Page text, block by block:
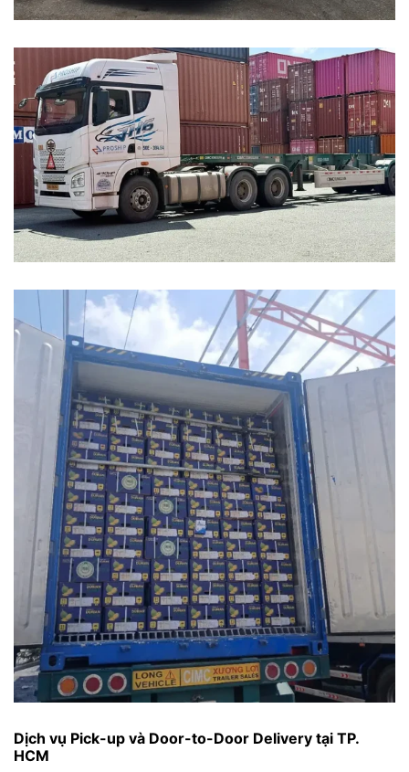
Dịch vụ Pick-up và Door-to-Door Delivery tại TP.
HCM